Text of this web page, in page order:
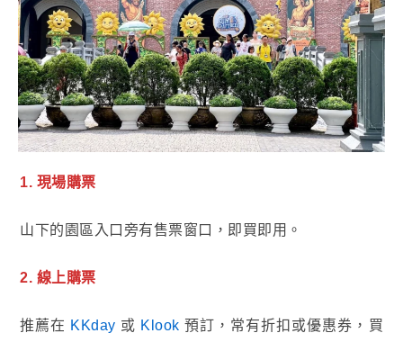
1. 現場購票
山下的園區入口旁有售票窗口，即買即用。
2. 線上購票
推薦在 KKday 或 Klook 預訂，常有折扣或優惠券，買